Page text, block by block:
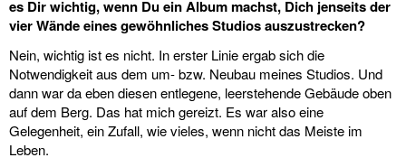
es Dir wichtig, wenn Du ein Album machst, Dich jenseits der
vier Wände eines gewöhnliches Studios auszustrecken?
Nein, wichtig ist es nicht. In erster Linie ergab sich die
Notwendigkeit aus dem um- bzw. Neubau meines Studios. Und
dann war da eben diesen entlegene, leerstehende Gebäude oben
auf dem Berg. Das hat mich gereizt. Es war also eine
Gelegenheit, ein Zufall, wie vieles, wenn nicht das Meiste im
Leben.